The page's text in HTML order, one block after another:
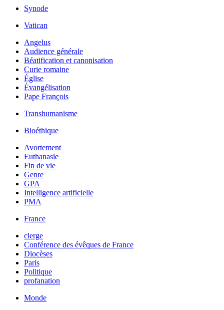
Synode
Vatican
Angelus
Audience générale
Béatification et canonisation
Curie romaine
Église
Évangélisation
Pape François
Transhumanisme
Bioéthique
Avortement
Euthanasie
Fin de vie
Genre
GPA
Intelligence artificielle
PMA
France
clerge
Conférence des évêques de France
Diocèses
Paris
Politique
profanation
Monde